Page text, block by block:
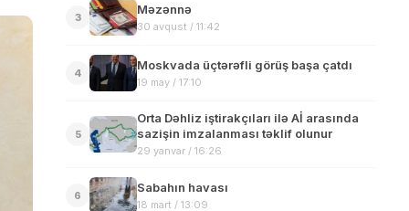
3
Məzənnə
30 avqust / 11:42
4
Moskvada üçtərəfli görüş başa çatdı
19 may / 17:10
5
Orta Dəhliz iştirakçıları ilə Aİ arasında
sazişin imzalanması təklif olunur
29 yanvar / 16:26
6
Sabahın havası
18 mart / 13:09